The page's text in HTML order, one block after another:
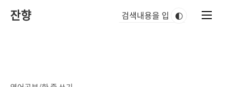
잔향 🌓